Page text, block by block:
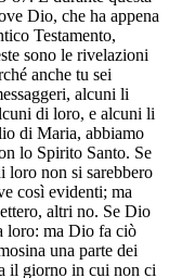
Dio, che ha appena
Testamento,
sono le rivelazioni
anche tu sei
alcuni li
di loro, e alcuni li
di Maria, abbiamo
lo Spirito Santo. Se
loro non si sarebbero
così evidenti; ma
altri no. Se Dio
loro: ma Dio fa ciò
una parte dei
il giorno in cui non ci